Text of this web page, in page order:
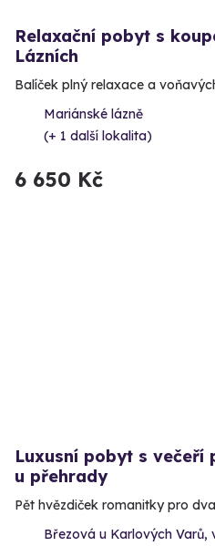
Relaxační pobyt s
Lázních
Balíček plný relaxace a
Mariánské lázně
(+ 1 další lokalita)
6 650 Kč
Luxusní pobyt s večeří
u přehrady
Pět hvězdiček romanitky pro
Březová u Karlových Varů,